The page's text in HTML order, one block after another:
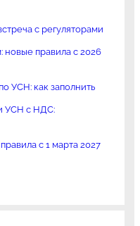
с регуляторами
правила с 2026
УСН: как заполнить
УСН с НДС:
с 1 марта 2027